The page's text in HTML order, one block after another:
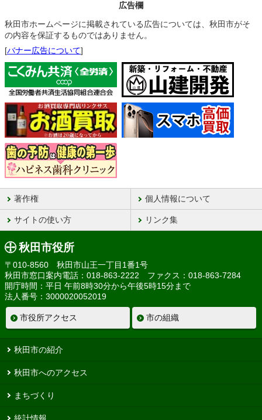
広告欄
秋田市ホームページに掲載されている広告については、秋田市がそ
の内容を保証するものではありません。
[バナー広告について]
著作権 個人情報について
サイトの使い方 リンク集
秋田市役所
〒010-8560 秋田市山王一丁目1番1号
秋田市窓口案内電話：018-863-2222 ファクス：018-863-7284
開庁時間：平日 午前8時30分から午後5時15分まで
法人番号：3000020052019
市役所アクセス 市の組織
秋田市の紹介
秋田市へのアクセス
まちづくり